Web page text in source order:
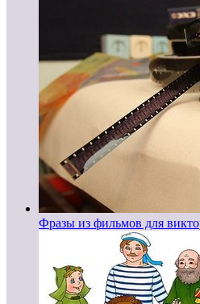
Фразы из фильмов для